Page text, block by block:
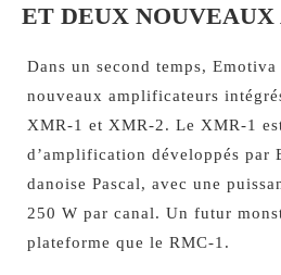
ET DEUX
Dans un second temps, Emotiva
nouveaux amplificateurs
XMR-1 et XMR-2. Le XMR-1
d’amplification développés par
danoise Pascal, avec une
250 W par canal. Un futur
plateforme que le RMC-1.